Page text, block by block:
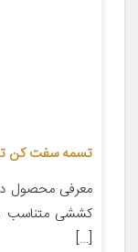
تسمه سفت کن تایم فرانکو
معرفی محصول
کششی متناسب
[…]